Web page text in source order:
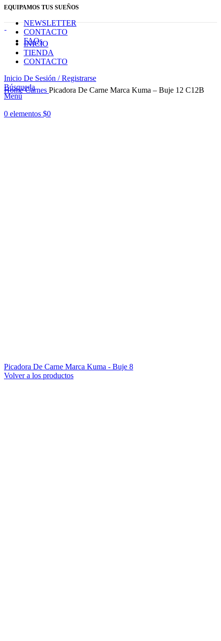
EQUIPAMOS TUS SUEÑOS
NEWSLETTER
CONTACTO
FAQs
INICIO
TIENDA
CONTACTO
Inicio De Sesión / Registrarse
Búsqueda
Menú
0 elementos $0
Haga Click para agrandar
HomeCarnes Picadora De Carne Marca Kuma – Buje 12 C12B
Picadora De Carne Marca Kuma - Buje 8
Volver a los productos